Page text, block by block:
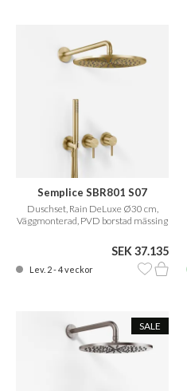
Semplice SBR801 S07
Duschset, Rain DeLuxe Ø30 cm,
Väggmonterad, PVD borstad mässing
SEK 37.135
Lev. 2 - 4 veckor
SALE